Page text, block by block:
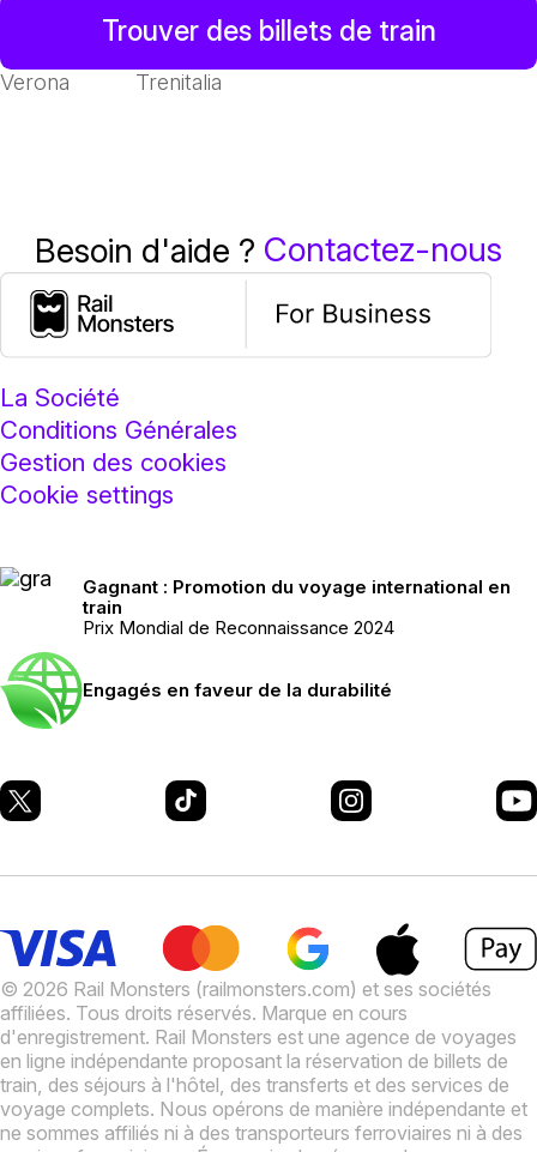
Trouver des billets de train
Verona Trenitalia
Besoin d'aide ? Contactez-nous
La Société
Conditions Générales
Gestion des cookies
Cookie settings
Gagnant : Promotion du voyage international en
train
Prix Mondial de Reconnaissance 2024
Engagés en faveur de la durabilité
© 2026 Rail Monsters (railmonsters.com) et ses sociétés
affiliées. Tous droits réservés. Marque en cours
d'enregistrement. Rail Monsters est une agence de voyages
en ligne indépendante proposant la réservation de billets de
train, des séjours à l'hôtel, des transferts et des services de
voyage complets. Nous opérons de manière indépendante et
ne sommes affiliés ni à des transporteurs ferroviaires ni à des